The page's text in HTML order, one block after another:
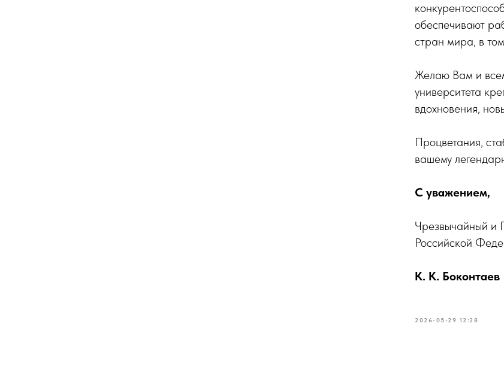
обеспечивают
стран мира, в
Желаю Вам и
университета
вдохновения,
Процветания,
вашему
С уважением,
Чрезвычайный и
Российской
К. К. Боконтаев
2026-05-29 12:28